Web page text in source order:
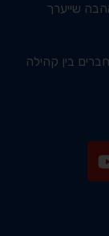
שייערך
בין קהילה